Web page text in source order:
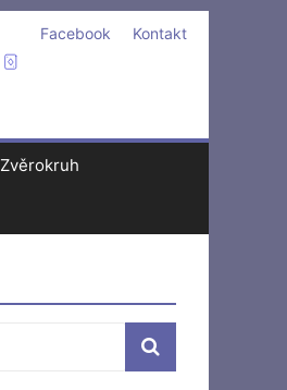
Kontakt
Facebook
Zvěrokruh